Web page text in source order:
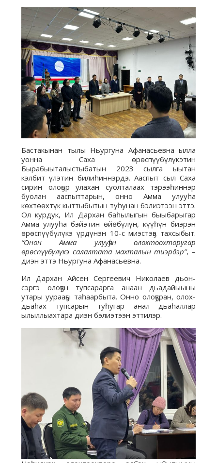
Бастакынан тылы Ньургуна Афанасьевна ылла
уонна Саха өрөспүүбүлүкэтин
Бырабыыталыстыбатын 2023 сылга ыытан
кэлбит үлэтин билиһиннэрдэ. Ааспыт сыл Саха
сирин олоҕор улахан суолталаах тэрээһиннэр
буолан ааспыттарын, онно Амма улууһа
көхтөөхтүк кыттыбытын туһунан бэлиэтээн эттэ.
Ол курдук, Ил Дархан баһылыгын быыбарыгар
Амма улууһа бэйэтин өйөбүлүн, күүһүн биэрэн
өрөспүүбүлүкэ үрдүнэн 10-с миэстэҕэ тахсыбыт.
“Онон Амма улууһун олохтоохторугар
өрөспүүбүлүкэ салалтата махталын тиэрдэр”, –
диэн эттэ Ньургуна Афанасьевна.
Ил Дархан Айсен Сергеевич Николаев дьон-
сэргэ олоҕун тупсарарга анаан дьадайыыны
утары уурааҕы таһаарбыта. Онно олоҕуран, олох-
дьаһах тупсарын туһугар анал дьаһаллар
ылыллыахтара диэн бэлиэтээн эттилэр.